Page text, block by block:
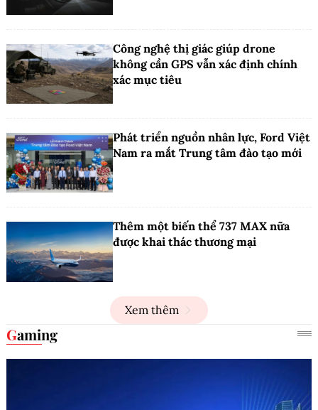
Công nghệ thị giác giúp drone
không cần GPS vẫn xác định chính
xác mục tiêu
Phát triển nguồn nhân lực, Ford Việt
Nam ra mắt Trung tâm đào tạo mới
Thêm một biến thể 737 MAX nữa
được khai thác thương mại
Xem thêm
Gaming